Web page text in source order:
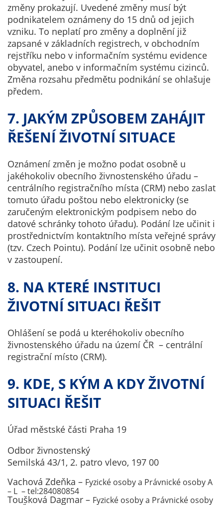
změny prokazují. Uvedené změny musí být
podnikatelem oznámeny do 15 dnů od jejich
vzniku. To neplatí pro změny a doplnění již
zapsané v základních registrech, v obchodním
rejstříku nebo v informačním systému evidence
obyvatel, anebo v informačním systému cizinců.
Změna rozsahu předmětu podnikání se ohlašuje
předem.
7. JAKÝM ZPŮSOBEM ZAHÁJIT
ŘEŠENÍ ŽIVOTNÍ SITUACE
Oznámení změn je možno podat osobně u
jakéhokoliv obecního živnostenského úřadu –
centrálního registračního místa (CRM) nebo zaslat
tomuto úřadu poštou nebo elektronicky (se
zaručeným elektronickým podpisem nebo do
datové schránky tohoto úřadu). Podání lze učinit i
prostřednictvím kontaktního místa veřejné správy
(tzv. Czech Pointu). Podání lze učinit osobně nebo
v zastoupení.
8. NA KTERÉ INSTITUCI
ŽIVOTNÍ SITUACI ŘEŠIT
Ohlášení se podá u kteréhokoliv obecního
živnostenského úřadu na území ČR – centrální
registrační místo (CRM).
9. KDE, S KÝM A KDY ŽIVOTNÍ
SITUACI ŘEŠIT
Úřad městské části Praha 19
Odbor živnostenský
Semilská 43/1, 2. patro vlevo, 197 00
Vachová Zdeňka – Fyzické osoby a Právnické osoby A
– L – tel:284080854
Toušková Dagmar – Fyzické osoby a Právnické osoby
které ukazují
na konkrétní
uživatelé
našeho webu.
Pokud
vypnete
používání
vztahu k Vaší
návštěvě,
ztrácíme
analýzy
výkonu a
optimalizace
našich
opatření.
Personalizované
soubory cookie a
další technologie,
abychom
webové stránky
potřebám a
abychom Vám
mohli zobrazit